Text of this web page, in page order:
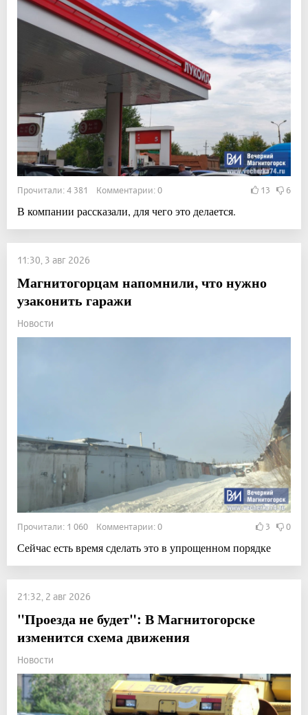
Прочитали: 4 381 Комментарии: 0 13 6
В компании рассказали, для чего это делается.
11:30, 3 авг 2026
Магнитогорцам напомнили, что нужно
узаконить гаражи
Новости
Прочитали: 1 060 Комментарии: 0 3 0
Сейчас есть время сделать это в упрощенном порядке
21:32, 2 авг 2026
"Проезда не будет": В Магнитогорске
изменится схема движения
Новости